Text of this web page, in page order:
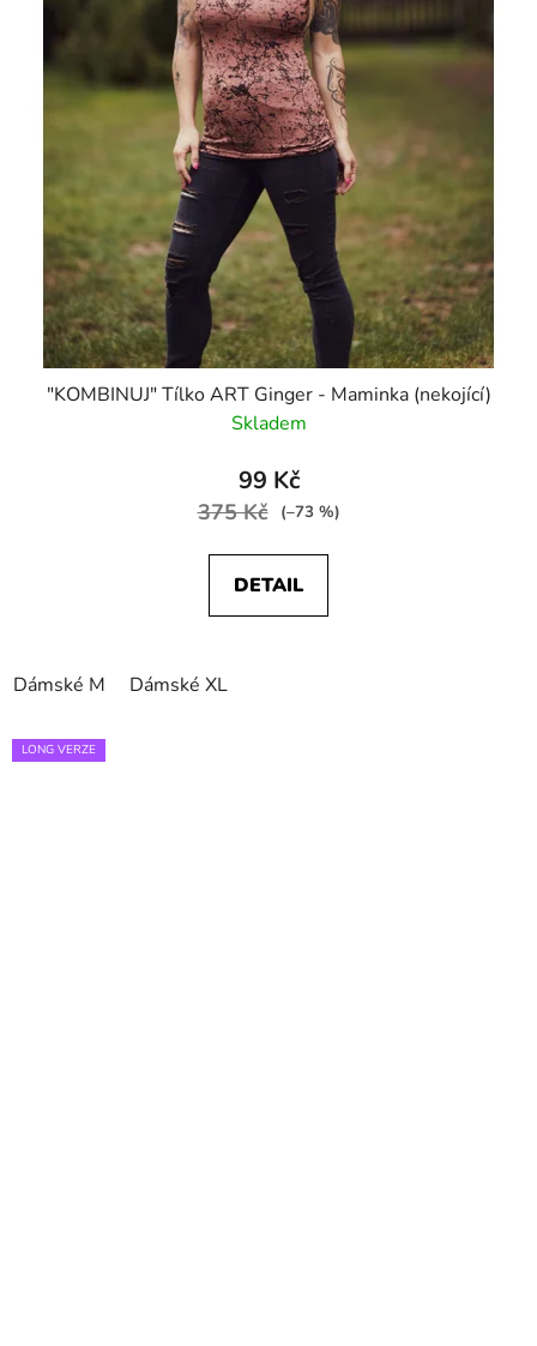
"KOMBINUJ" Tílko ART Ginger - Maminka (nekojící)
Skladem
99 Kč
375 Kč (–73 %)
DETAIL
Dámské M Dámské XL
LONG VERZE